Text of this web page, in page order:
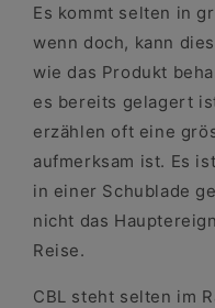
Es kommt selten in
wenn doch, kann
wie das Produkt
es bereits gelagert
erzählen oft eine
aufmerksam ist. Es
in einer Schublade
nicht das
Reise.
CBL steht selten im